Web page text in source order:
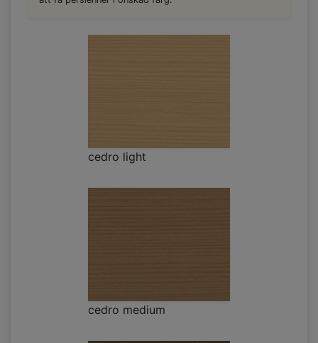
cedro light
cedro medium